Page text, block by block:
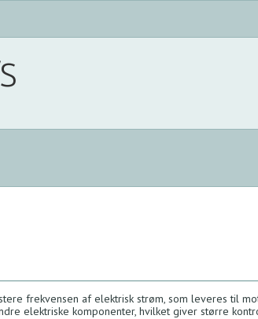
frekvensen af elektrisk strøm, som leveres til
elektriske komponenter, hvilket giver større